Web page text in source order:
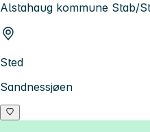
Alstahaug kommune Stab/
Sted
Sandnessjøen